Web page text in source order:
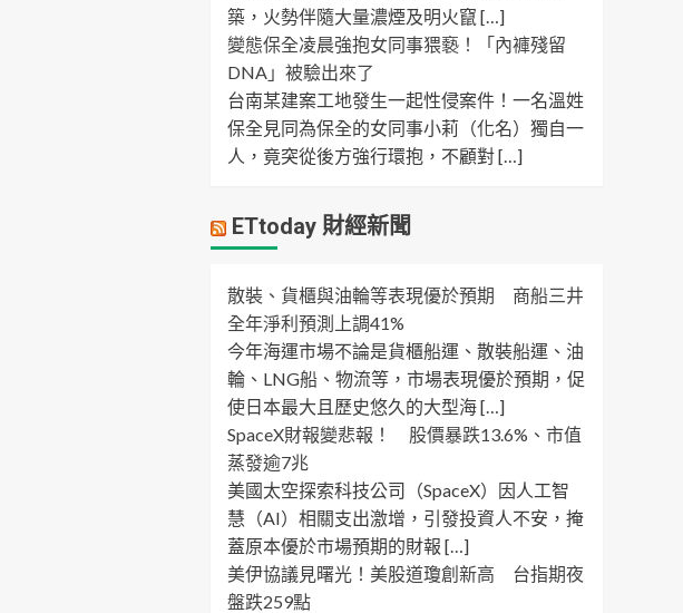
築，火勢伴隨大量濃煙及明火竄 […]
變態保全凌晨強抱女同事猥褻！「內褲殘留
DNA」被驗出來了
台南某建案工地發生一起性侵案件！一名溫姓
保全見同為保全的女同事小莉（化名）獨自一
人，竟突從後方強行環抱，不顧對 […]
ETtoday 財經新聞
散裝、貨櫃與油輪等表現優於預期 商船三井
全年淨利預測上調41%
今年海運市場不論是貨櫃船運、散裝船運、油
輪、LNG船、物流等，市場表現優於預期，促
使日本最大且歷史悠久的大型海 […]
SpaceX財報變悲報！ 股價暴跌13.6%、市值
蒸發逾7兆
美國太空探索科技公司（SpaceX）因人工智
慧（AI）相關支出激增，引發投資人不安，掩
蓋原本優於市場預期的財報 […]
美伊協議見曙光！美股道瓊創新高 台指期夜
盤跌259點